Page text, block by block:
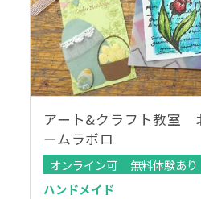
アート&クラフト教室
ームラボロ
オンライン可
無料体験あり
ハンドメイド